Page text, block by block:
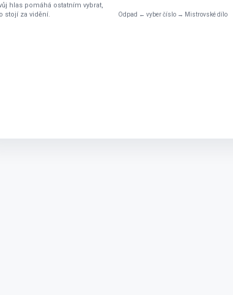
hlas pomáhá ostatním vybrat,
stojí za vidění.
Odpad ← vyber číslo → Mistrovské dílo